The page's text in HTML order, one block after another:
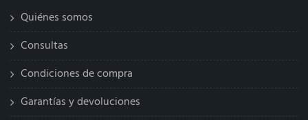
Quiénes somos
Consultas
Condiciones de compra
Garantías y devoluciones